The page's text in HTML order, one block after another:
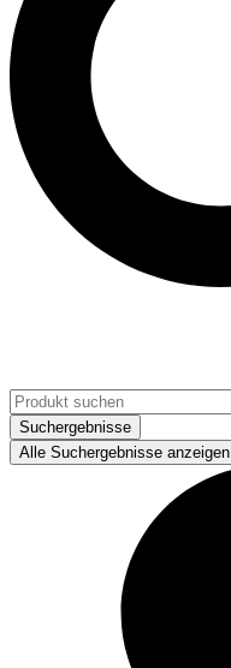
Suchergebnisse
Alle Suchergebnisse anzeigen